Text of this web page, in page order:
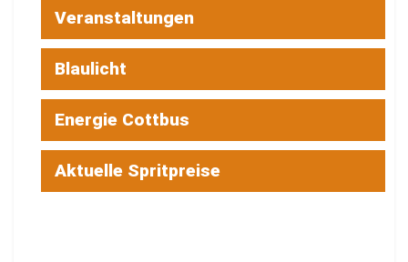
Veranstaltungen
Blaulicht
Energie Cottbus
Aktuelle Spritpreise